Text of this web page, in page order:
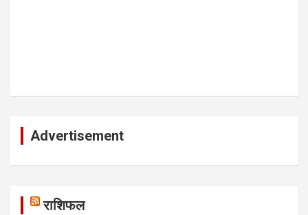
Advertisement
राशिफल